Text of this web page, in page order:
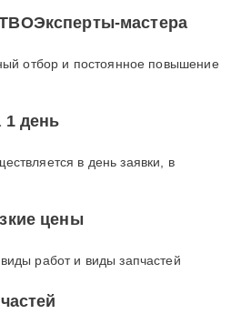
мастера
отбор и постоянное повышение
1 день
в день заявки, в
цены
работ и виды запчастей